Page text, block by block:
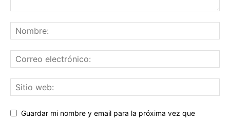
Guardar mi nombre y email para la próxima vez que